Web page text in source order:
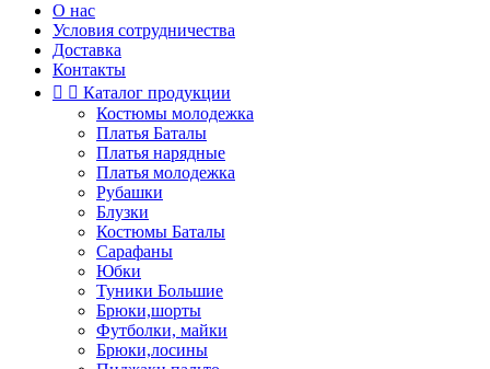
О нас
Условия сотрудничества
Доставка
Контакты
  Каталог продукции
Костюмы молодежка
Платья Баталы
Платья нарядные
Платья молодежка
Рубашки
Блузки
Костюмы Баталы
Сарафаны
Юбки
Туники Большие
Брюки,шорты
Футболки, майки
Брюки,лосины